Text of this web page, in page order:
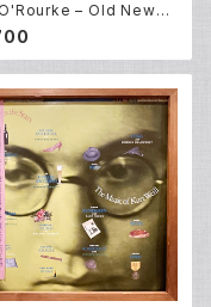
– Old News
(2LP)